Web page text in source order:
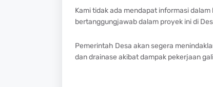
Kami tidak ada mendapat informasi
bertanggungjawab dalam proyek ini di
Pemerintah Desa akan segera
dan drainase akibat dampak pekerjaan